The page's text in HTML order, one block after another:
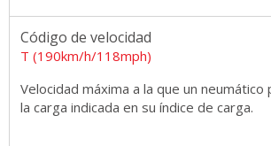
Código de velocidad
T (190km/h/118mph)
Velocidad máxima a la que un
la carga indicada en su índice de carga.